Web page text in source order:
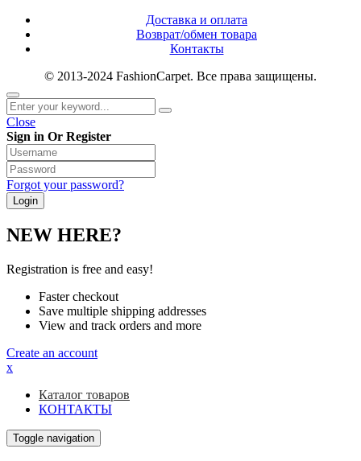
Доставка и оплата
Возврат/обмен товара
Контакты
© 2013-2024 FashionCarpet. Все права защищены.
Close
Sign in Or Register
Forgot your password?
NEW HERE?
Registration is free and easy!
Faster checkout
Save multiple shipping addresses
View and track orders and more
Create an account
x
Каталог товаров
КОНТАКТЫ
Toggle navigation